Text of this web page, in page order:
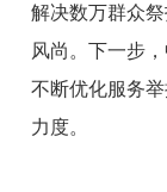
解决数万群众
风尚。下一步
不断优化服务
力度。